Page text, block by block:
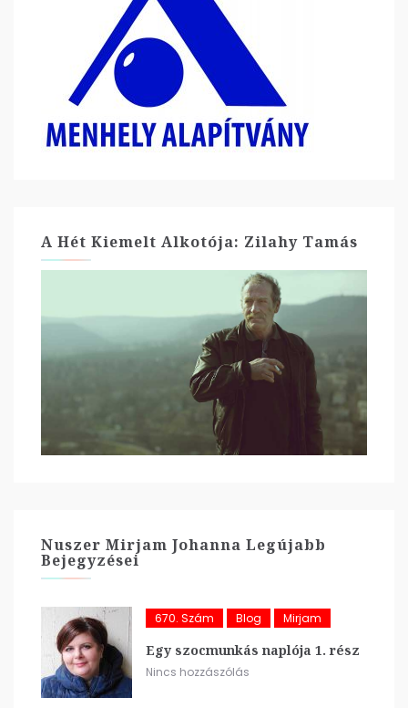
A Hét Kiemelt Alkotója: Zilahy Tamás
Nuszer Mirjam Johanna Legújabb
Bejegyzései
670. Szám Blog Mirjam
Egy szocmunkás naplója 1. rész
Nincs hozzászólás